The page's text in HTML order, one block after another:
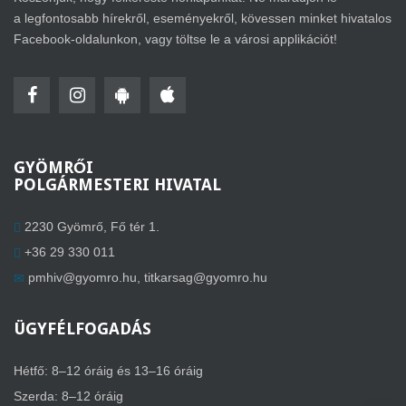
a legfontosabb hírekről, eseményekről, kövessen minket hivatalos
Facebook-oldalunkon, vagy töltse le a városi applikációt!
GYÖMRŐI
POLGÁRMESTERI HIVATAL
2230 Gyömrő, Fő tér 1.
+36 29 330 011
pmhiv@gyomro.hu titkarsag@gyomro.hu
ÜGYFÉLFOGADÁS
Hétfő: 8–12 óráig és 13–16 óráig
Szerda: 8–12 óráig